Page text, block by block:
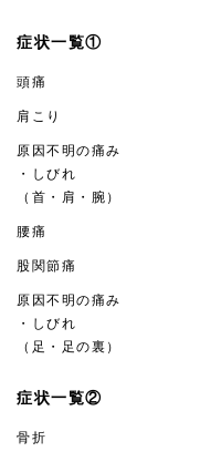
症状一覧①
頭痛
肩こり
原因不明の痛み
・しびれ
（首・肩・腕）
腰痛
股関節痛
原因不明の痛み
・しびれ
（足・足の裏）
症状一覧②
骨折